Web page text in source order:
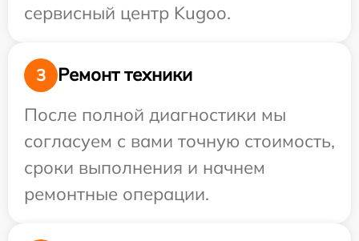
сервисный центр Kugoo.
3
Ремонт техники
После полной диагностики мы
согласуем с вами точную стоимость,
сроки выполнения и начнем
ремонтные операции.